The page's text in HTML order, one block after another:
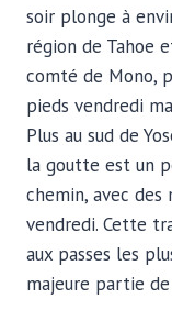
soir plonge à
région de Tahoe
comté de Mono,
pieds vendredi
Plus au sud de
la goutte est un
chemin, avec
vendredi. Cette
aux passes les
majeure partie